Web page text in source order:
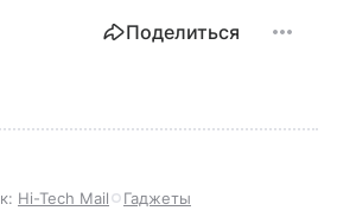
Поделиться
Hi-Tech Mail Гаджеты